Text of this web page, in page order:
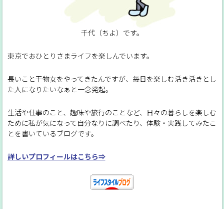
千代（ちよ）です。
東京でおひとりさまライフを楽しんでいます。
長いこと干物女をやってきたんですが、毎日を楽しむ活き活きとし
た人になりたいなぁと一念発起。
生活や仕事のこと、趣味や旅行のことなど、日々の暮らしを楽しむ
ために私が気になって自分なりに調べたり、体験・実践してみたこ
とを書いているブログです。
詳しいプロフィールはこちら⇒